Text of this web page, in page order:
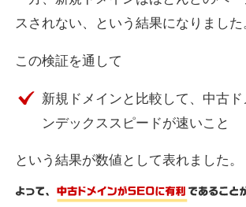
詳細を見る
express-soft.com
DA38 外部リンク数
10,800円 入札 0件
fukuoka-
スされない、という結果になりました
この検証を通して
新規ドメインと比較して、中古
ンデックススピードが速いこと
という結果が数値として表れました。